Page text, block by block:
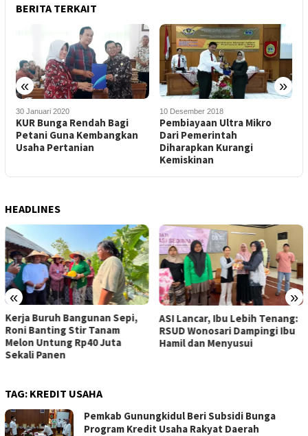
BERITA TERKAIT
« »
30 Januari 2020
KUR Bunga Rendah Bagi
Petani Guna Kembangkan
Usaha Pertanian
10 Desember 2018
Pembiayaan Ultra Mikro
Dari Pemerintah
Diharapkan Kurangi
Kemiskinan
HEADLINES
« »
Kerja Buruh Bangunan Sepi,
Roni Banting Stir Tanam
Melon Untung Rp40 Juta
Sekali Panen
ASI Lancar, Ibu Lebih Tenang:
RSUD Wonosari Dampingi Ibu
Hamil dan Menyusui
TAG: KREDIT USAHA
Pemkab Gunungkidul Beri Subsidi Bunga
Program Kredit Usaha Rakyat Daerah